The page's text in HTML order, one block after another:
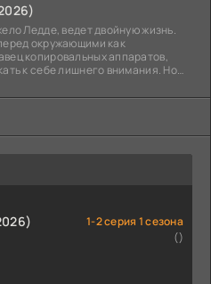
Ледде, ведет двойную жизнь.
окружающими как
копировальных аппаратов,
к себе лишнего внимания. Но
1-2 серия 1 сезона
()